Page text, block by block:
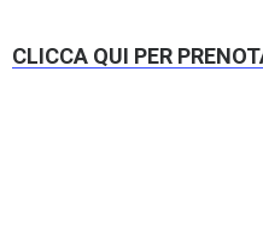
CLICCA QUI PER